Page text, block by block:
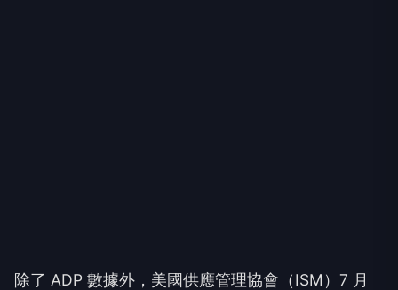
除了 ADP 數據外，美國供應管理協會（ISM）7 月